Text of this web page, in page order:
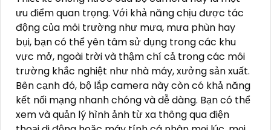
ưu điểm quan trọng. Với khả năng chịu được tác
động của môi trường như mưa, mưa phùn hay
bụi, bạn có thể yên tâm sử dụng trong các khu
vực mở, ngoài trời và thậm chí cả trong các môi
trường khắc nghiệt như nhà máy, xưởng sản xuất.
Bên cạnh đó, bộ lắp camera này còn có khả năng
kết nối mạng nhanh chóng và dễ dàng. Bạn có thể
xem và quản lý hình ảnh từ xa thông qua điện